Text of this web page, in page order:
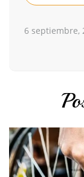
6 septiembre,